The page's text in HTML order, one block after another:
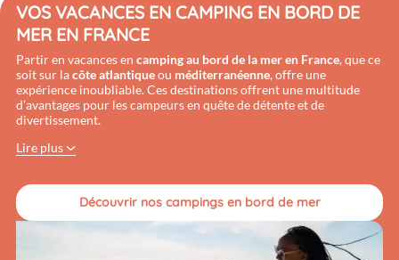
VOS VACANCES EN CAMPING EN BORD DE
MEREN FRANCE
Partir en vacances en camping au bord de la mer en France, que ce
soit sur lacôte atlantiqueou méditerranéenne, offre une
expérience inoubliable. Ces destinations offrent une multitude
d’avantages pour les campeurs en quête de détente et de
divertissement.
Lire plus
Découvrir nos campings en bord de mer